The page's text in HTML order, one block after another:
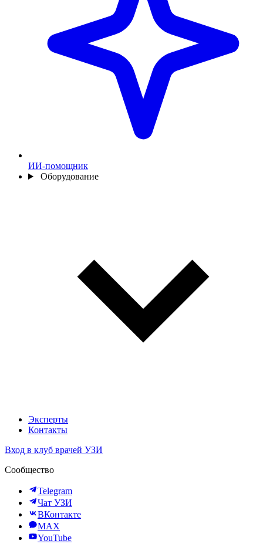
ИИ-помощник
Оборудование
Эксперты
Контакты
Вход в клуб врачей УЗИ
Сообщество
Telegram
Чат УЗИ
ВКонтакте
MAX
YouTube